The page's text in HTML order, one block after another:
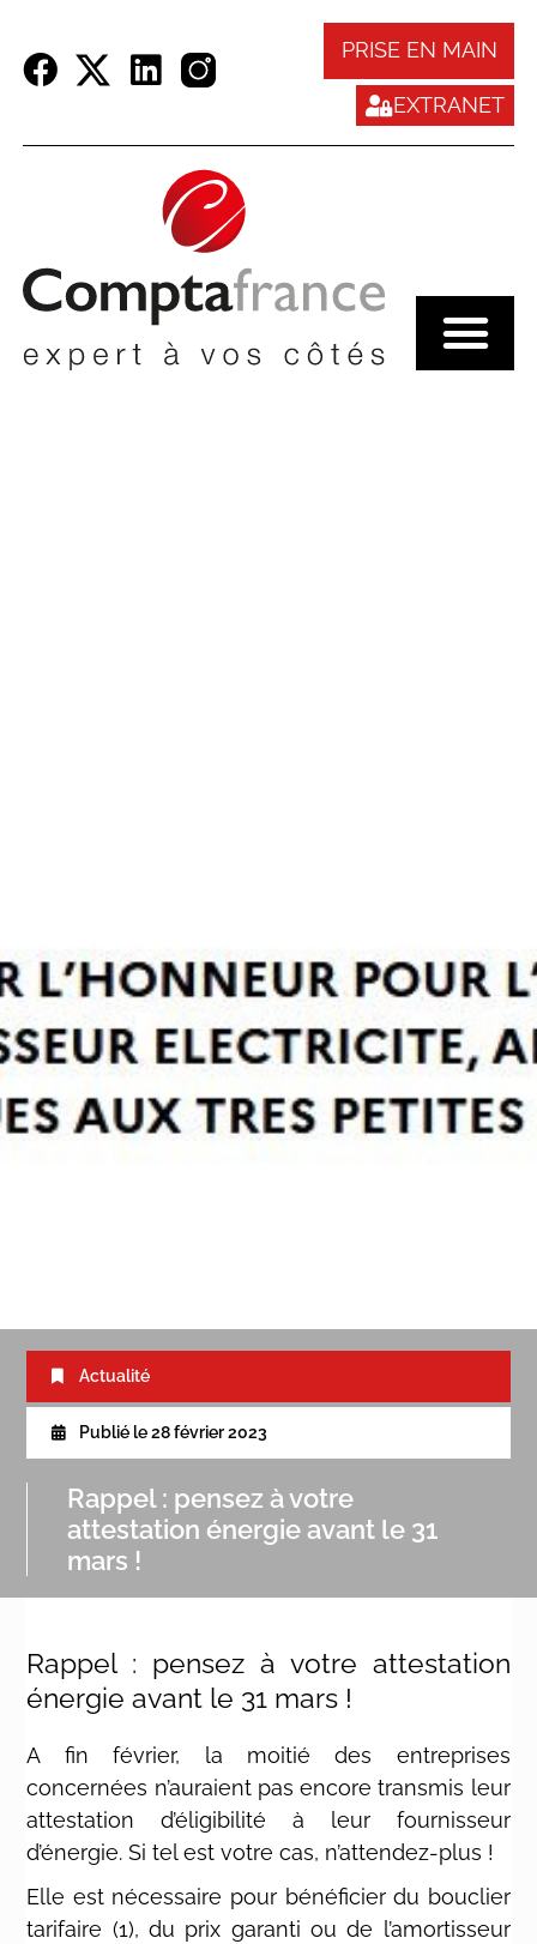
PRISE EN MAIN
EXTRANET
Actualité
Publié le 28 février 2023
Rappel : pensez à votre
attestation énergie avant le 31
mars !
Rappel : pensez à votre attestation
énergie avant le 31 mars !
A fin février, la moitié des entreprises
concernées n’auraient pas encore transmis leur
attestation d’éligibilité à leur fournisseur
d’énergie. Si tel est votre cas, n’attendez-plus !
Elle est nécessaire pour bénéficier du bouclier
tarifaire (1), du prix garanti ou de l’amortisseur